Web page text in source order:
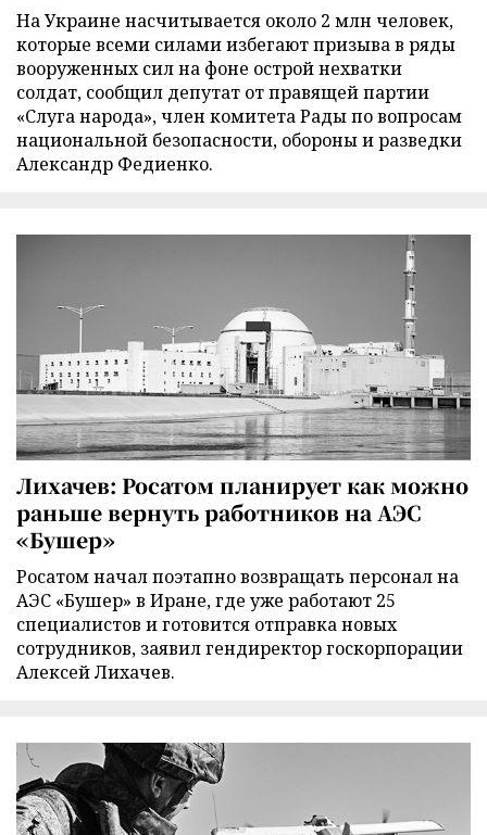
На Украине насчитывается около 2 млн человек,
которые всеми силами избегают призыва в ряды
вооруженных сил на фоне острой нехватки
солдат, сообщил депутат от правящей партии
«Слуга народа», член комитета Рады по вопросам
национальной безопасности, обороны и разведки
Александр Федиенко.
Лихачев: Росатом планирует как можно
раньше вернуть работников на АЭС
«Бушер»
Росатом начал поэтапно возвращать персонал на
АЭС «Бушер» в Иране, где уже работают 25
специалистов и готовится отправка новых
сотрудников, заявил гендиректор госкорпорации
Алексей Лихачев.